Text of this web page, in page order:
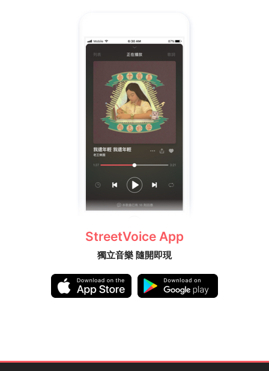
StreetVoice App
獨立音樂 隨開即現